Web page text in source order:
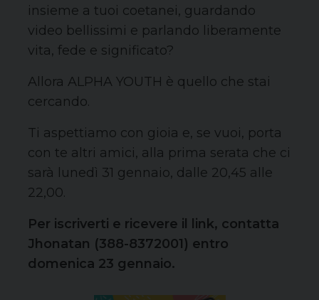
insieme a tuoi coetanei, guardando
video bellissimi e parlando liberamente
vita, fede e significato?
Allora ALPHA YOUTH è quello che stai
cercando.
Ti aspettiamo con gioia e, se vuoi, porta
con te altri amici, alla prima serata che ci
sarà lunedì 31 gennaio, dalle 20,45 alle
22,00.
Per iscriverti e ricevere il link, contatta
Jhonatan (388-8372001) entro
domenica 23 gennaio.